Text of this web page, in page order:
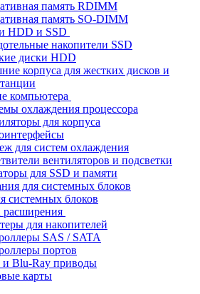
память RDIMM
память SO-DIMM
HDD и SSD
накопители SSD
диски HDD
корпуса для жестких дисков и
компьютера
охлаждения процессора
для корпуса
для систем охлаждения
вентиляторов и подсветки
для SSD и памяти
для системных блоков
системных блоков
расширения
для накопителей
SAS / SATA
портов
Blu-Ray приводы
карты